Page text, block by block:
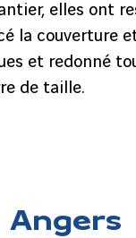
elles ont
la couverture
et redonné
de taille.